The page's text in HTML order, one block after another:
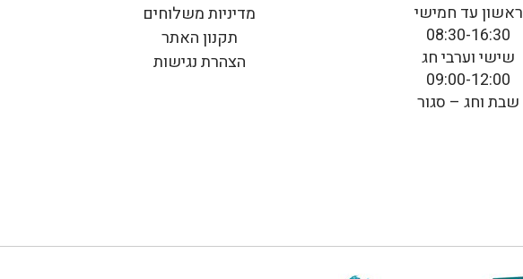
ראשון עד חמישי
08:30-16:30
שישי וערבי חג
09:00-12:00
שבת וחג – סגור
מדיניות משלוחים
תקנון האתר
הצהרת נגישות